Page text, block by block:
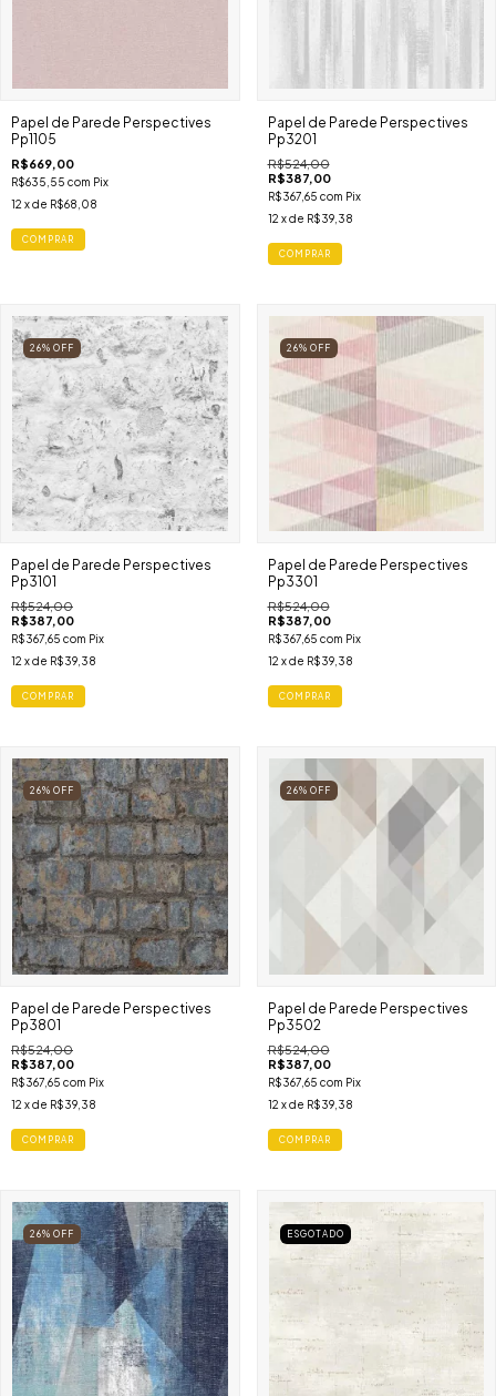
Papel de Parede Perspectives
Pp1105
R$669,00
R$635,55 com Pix
12 x de R$68,08
COMPRAR
Papel de Parede Perspectives
Pp3201
R$524,00
R$387,00
R$367,65 com Pix
12 x de R$39,38
COMPRAR
26% OFF
Papel de Parede Perspectives
Pp3101
R$524,00
R$387,00
R$367,65 com Pix
12 x de R$39,38
COMPRAR
26% OFF
Papel de Parede Perspectives
Pp3301
R$524,00
R$387,00
R$367,65 com Pix
12 x de R$39,38
COMPRAR
26% OFF
Papel de Parede Perspectives
Pp3801
R$524,00
R$387,00
R$367,65 com Pix
12 x de R$39,38
COMPRAR
26% OFF
Papel de Parede Perspectives
Pp3502
R$524,00
R$387,00
R$367,65 com Pix
12 x de R$39,38
COMPRAR
26% OFF ESGOTADO